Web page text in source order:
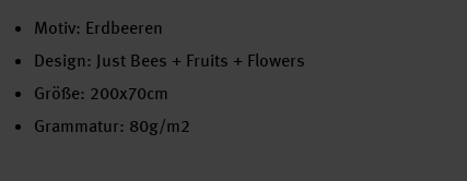
Motiv: Erdbeeren
Design: Just Bees + Fruits + Flowers
Größe: 200x70cm
Grammatur: 80g/m2